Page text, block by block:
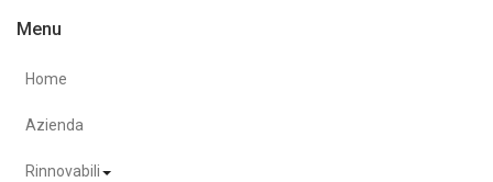
Menu
Home
Azienda
Rinnovabili